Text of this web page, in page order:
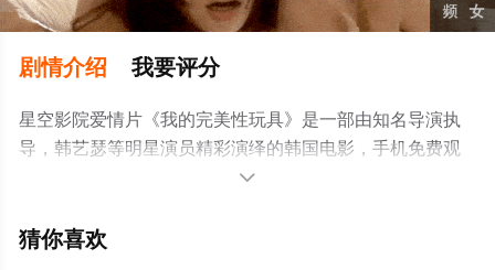
剧情介绍 我要评分
星空影院爱情片《我的完美性玩具》是一部由知名导演执
导，韩艺瑟等明星演员精彩演绎的韩国电影，手机免费观
看高清无删减完整版电影大全就上星空电影网，更多相关

猜你喜欢